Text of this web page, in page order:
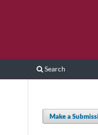
Search
Make a